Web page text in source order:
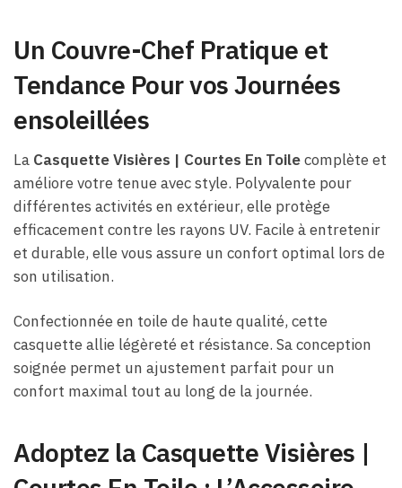
Un Couvre-Chef Pratique et
Tendance Pour vos Journées
ensoleillées
La Casquette Visières | Courtes En Toilecomplète et
améliore votre tenue avec style. Polyvalente pour
différentes activités en extérieur, elle protège
efficacement contre les rayons UV. Facile à entretenir
et durable, elle vous assure un confort optimal lors de
son utilisation.
Confectionnée en toile de haute qualité, cette
casquette allie légèreté et résistance. Sa conception
soignée permet un ajustement parfait pour un
confort maximal tout au long de la journée.
Adoptez la Casquette Visières |